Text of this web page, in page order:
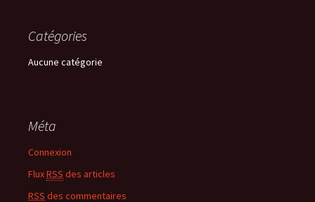
Catégories
Aucune catégorie
Méta
Connexion
FluxRSS des articles
RSS des commentaires